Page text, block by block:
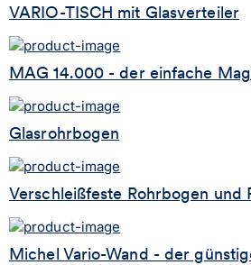
VARIO-TISCH mit Glasverteiler
MAG 14.000 - der einfache
Glasrohrbogen
Verschleißfeste Rohrbogen und
Michel Vario-Wand - der